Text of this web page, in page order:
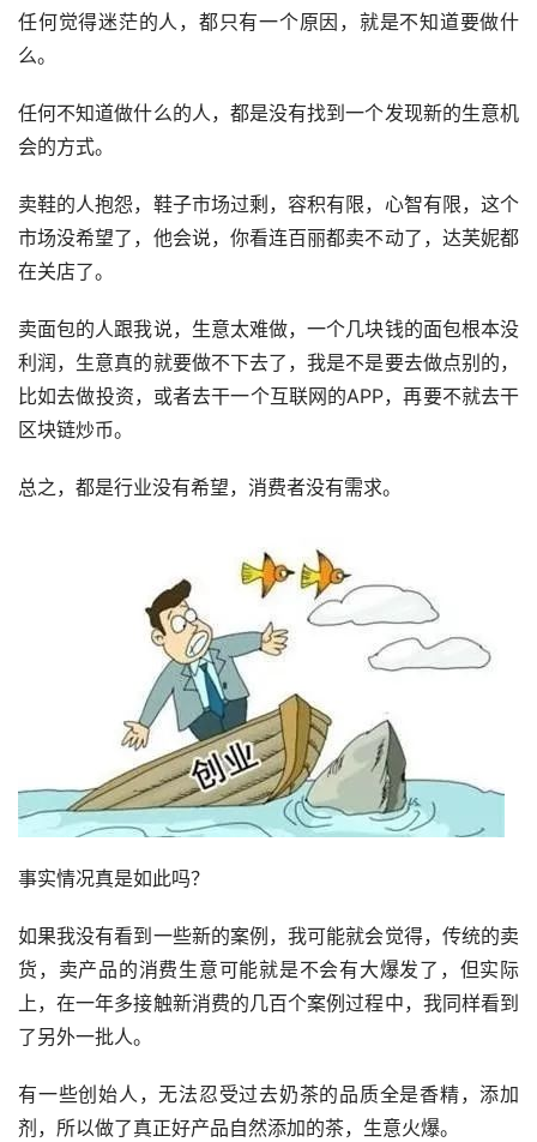
任何觉得迷茫的人，都只有一个原因，就是不知道要做什
么。
任何不知道做什么的人，都是没有找到一个发现新的生意机
会的方式。
卖鞋的人抱怨，鞋子市场过剩，容积有限，心智有限，这个
市场没希望了，他会说，你看连百丽都卖不动了，达芙妮都
在关店了。
卖面包的人跟我说，生意太难做，一个几块钱的面包根本没
利润，生意真的就要做不下去了，我是不是要去做点别的，
比如去做投资，或者去干一个互联网的APP，再要不就去干
区块链炒币。
总之，都是行业没有希望，消费者没有需求。
事实情况真是如此吗？
如果我没有看到一些新的案例，我可能就会觉得，传统的卖
货，卖产品的消费生意可能就是不会有大爆发了，但实际
上，在一年多接触新消费的几百个案例过程中，我同样看到
了另外一批人。
有一些创始人，无法忍受过去奶茶的品质全是香精，添加
剂，所以做了真正好产品自然添加的茶，生意火爆。